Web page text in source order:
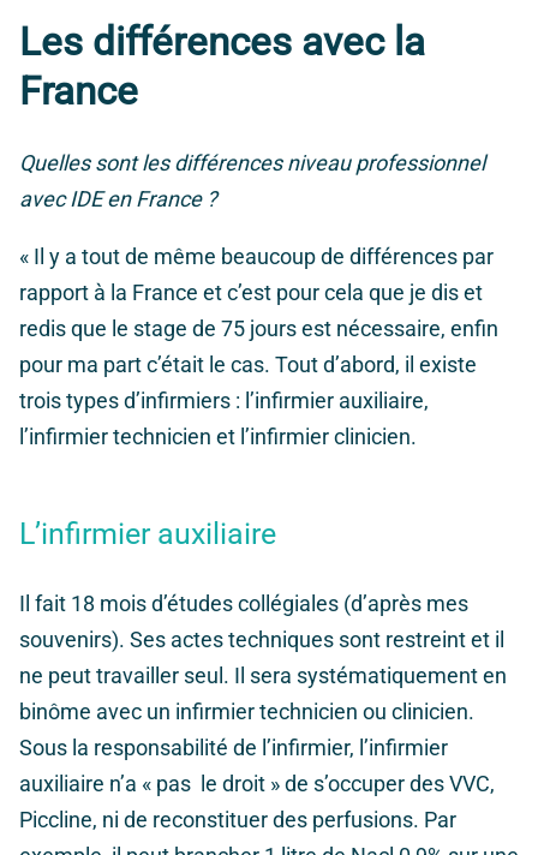
Les différences avec la
France
Quelles sont les différences niveau professionnel
avec IDE en France ?
« Il y a tout de même beaucoup de différences par
rapport à la France et c’est pour cela que je dis et
redis que le stage de 75 jours est nécessaire, enfin
pour ma part c’était le cas. Tout d’abord, il existe
trois types d’infirmiers : l’infirmier auxiliaire,
l’infirmier technicien et l’infirmier clinicien.
L’infirmier auxiliaire
Il fait 18 mois d’études collégiales (d’après mes
souvenirs). Ses actes techniques sont restreint et il
ne peut travailler seul. Il sera systématiquement en
binôme avec un infirmier technicien ou clinicien.
Sous la responsabilité de l’infirmier, l’infirmier
auxiliaire n’a « pas le droit » de s’occuper des VVC,
Piccline, ni de reconstituer des perfusions. Par